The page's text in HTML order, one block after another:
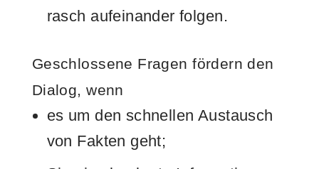
rasch aufeinander folgen.
Geschlossene Fragen fördern den
Dialog, wenn
es um den schnellen Austausch
von Fakten geht;